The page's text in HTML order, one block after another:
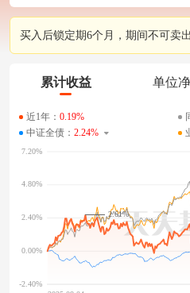
买入后锁定期6个月，期间不可卖出
累计收益 单位
近1年： 0.19%
中证全债： 2.24%
2.61%